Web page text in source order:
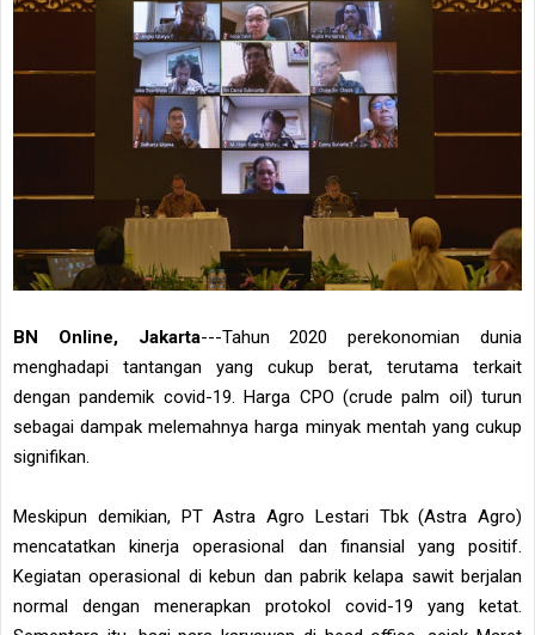
BN Online, Jakarta---Tahun 2020 perekonomian dunia
menghadapi tantangan yang cukup berat, terutama terkait
dengan pandemik covid-19. Harga CPO (crude palm oil) turun
sebagai dampak melemahnya harga minyak mentah yang cukup
signifikan.
Meskipun demikian, PT Astra Agro Lestari Tbk (Astra Agro)
mencatatkan kinerja operasional dan finansial yang positif.
Kegiatan operasional di kebun dan pabrik kelapa sawit berjalan
normal dengan menerapkan protokol covid-19 yang ketat.